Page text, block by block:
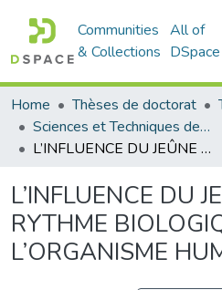
Communities
& Collections
All of
DSpace
Home Thèses de doctorat
Sciences et Techniques des Activités Physiques et Sportives - التربية البدنية و الرياضية
L’INFLUENCE DU JEÛNE ET DU RYTHME BIOLOGIQUE SUR L’ORGANISME HUMAIN
L’INFLUENCE DU
RYTHME
L’ORGANISME